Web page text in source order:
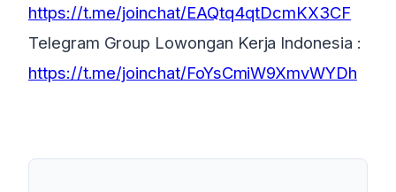
https://t.me/joinchat/EAQtq4qtDcmKX3CF
Telegram Group Lowongan Kerja Indonesia :
https://t.me/joinchat/FoYsCmiW9XmvWYDh